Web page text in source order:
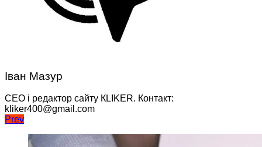
Іван Мазур
CEO і редактор сайту КLIKER. Контакт:
kliker400@gmail.com
Навігація
записів
Prev